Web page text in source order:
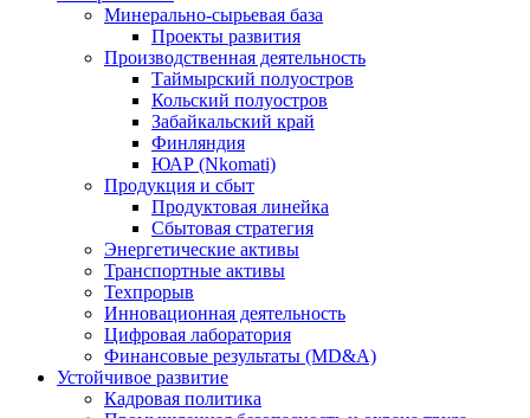
Минерально-сырьевая база
Проекты развития
Производственная деятельность
Таймырский полуостров
Кольский полуостров
Забайкальский край
Финляндия
ЮАР (Nkomati)
Продукция и сбыт
Продуктовая линейка
Сбытовая стратегия
Энергетические активы
Транспортные активы
Техпрорыв
Инновационная деятельность
Цифровая лаборатория
Финансовые результаты (MD&A)
Устойчивое развитие
Кадровая политика